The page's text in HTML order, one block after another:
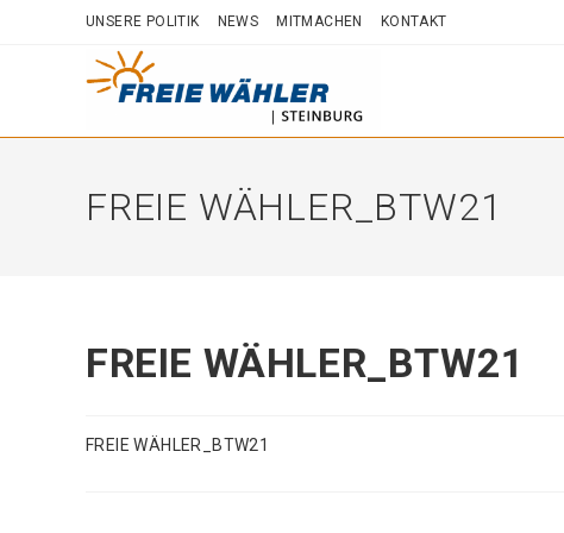
UNSERE POLITIK NEWS MITMACHEN KONTAKT
FREIE WÄHLER_BTW21
FREIE WÄHLER_BTW21
FREIE WÄHLER_BTW21